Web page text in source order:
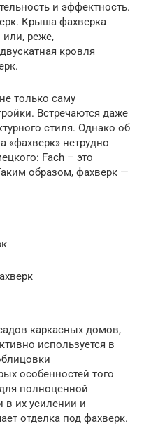
и эффектность.
Крыша фахверка
реже,
кровля
только саму
Встречаются даже
стиля. Однако об
«фахверк» нетрудно
Fach – это
образом, фахверк —
каркасных домов,
используется в
особенностей того
полноценной
в их усилении и
отделка под фахверк.